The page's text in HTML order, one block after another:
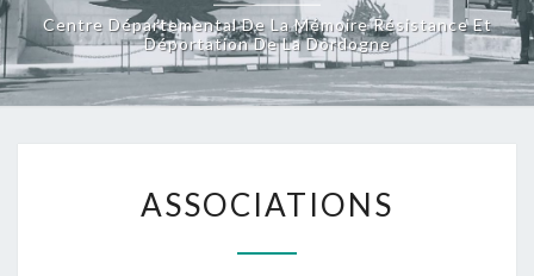
Centre Départemental De La Mémoire Résistance Et
Déportation De La Dordogne
ASSOCIATIONS